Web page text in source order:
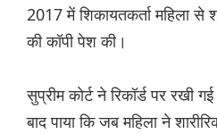
2017 में शिकायतकर्ता महिला से
की कॉपी पेश की।
सुप्रीम कोर्ट ने रिकॉर्ड पर रखी
बाद पाया कि जब महिला ने